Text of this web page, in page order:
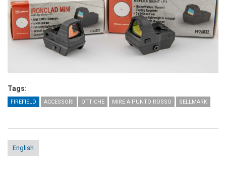
Tags:
FIREFIELD ACCESSORI OTTICHE MIRE A PUNTO ROSSO SELLMARK
English